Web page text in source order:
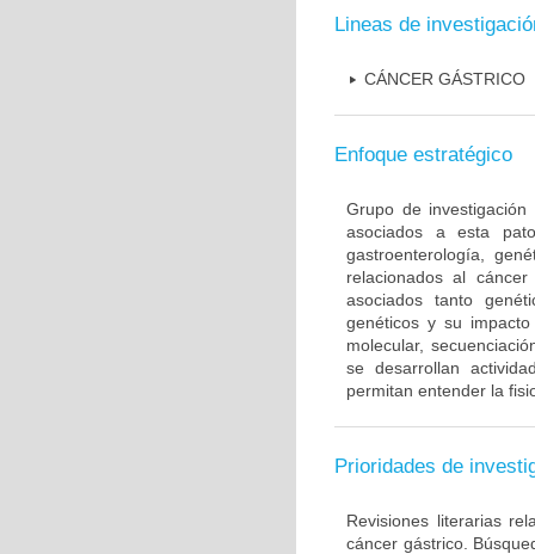
Lineas de
CÁNCER GÁSTRICO
Enfoque estratégico
Grupo de
asociados a esta
gastroenterología,
relacionados al
asociados tanto
genéticos y su
molecular,
se desarrollan
permitan entender la
Prioridades de
Revisiones literarias
cáncer gástrico.